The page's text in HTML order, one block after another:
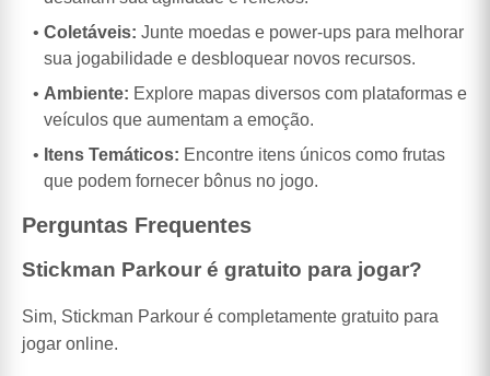
Coletáveis: Junte moedas e power-ups para melhorar
sua jogabilidade e desbloquear novos recursos.
Ambiente: Explore mapas diversos com plataformas e
veículos que aumentam a emoção.
Itens Temáticos: Encontre itens únicos como frutas
que podem fornecer bônus no jogo.
Perguntas Frequentes
Stickman Parkour é gratuito para jogar?
Sim, Stickman Parkour é completamente gratuito para
jogar online.